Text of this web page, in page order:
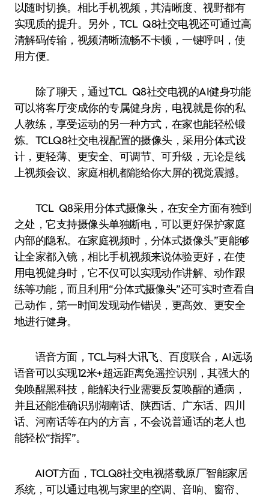
以随时切换。相比手机视频，其清晰度、视野都有
实现质的提升。另外，TCL Q8社交电视还可通过高
清解码传输，视频清晰流畅不卡顿，一键呼叫，使
用方便。
除了聊天，通过TCL Q8社交电视的AI健身功能
可以将客厅变成你的专属健身房，电视就是你的私
人教练，享受运动的另一种方式，在家也能轻松锻
炼。TCLQ8社交电视配置的摄像头，采用分体式设
计，更轻薄、更安全、可调节、可升级，无论是线
上视频会议、家庭相机都能给你大屏的视觉震撼。
TCL Q8采用分体式摄像头，在安全方面有独到
之处，它支持摄像头单独断电，可以更好保护家庭
内部的隐私。在家庭视频时，分体式摄像头”更能够
让全家都入镜，相比手机视频来说体验更好，在使
用电视健身时，它不仅可以实现动作讲解、动作跟
练等功能，而且利用“分体式摄像头”还可实时查看自
己动作，第一时间发现动作错误，更高效、更安全
地进行健身。
语音方面，TCL与科大讯飞、百度联合，AI远场
语音可以实现12米+超远距离免遥控识别，其强大的
免唤醒黑科技，能解决行业需要反复唤醒的通病，
并且还能准确识别湖南话、陕西话、广东话、四川
话、河南话等在内的方言，不会说普通话的老人也
能轻松“指挥”。
AIOT方面，TCLQ8社交电视搭载原厂智能家居
系统，可以通过电视与家里的空调、音响、窗帘、